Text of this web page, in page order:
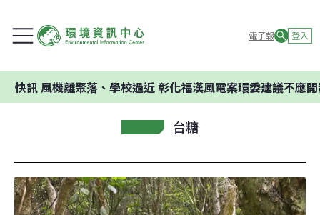
電子報 登入
機離聚落、學校過近 彰化福漢風電案環委建議不應開發
台糖